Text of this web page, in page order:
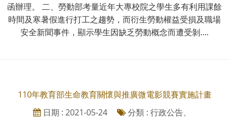
函辦理。 二、勞動部考量近年大專校院之學生多有利用課餘
時間及寒暑假進行打工之趨勢，而衍生勞動權益受損及職場
安全新聞事件，顯示學生因缺乏勞動概念而遭受剝....
110年教育部生命教育關懷與推廣微電影競賽實施計畫
日期 : 2021-05-24
分類 : 行政公告、